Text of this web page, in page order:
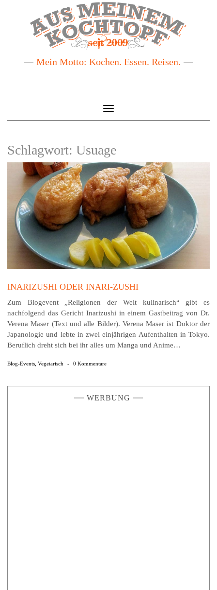
Mein Motto: Kochen. Essen. Reisen.
Toggle
Navigation
Schlagwort: Usuage
INARIZUSHI ODER INARI-ZUSHI
Zum Blogevent „Religionen der Welt kulinarisch“ gibt es
nachfolgend das Gericht Inarizushi in einem Gastbeitrag von Dr.
Verena Maser (Text und alle Bilder). Verena Maser ist Doktor der
Japanologie und lebte in zwei einjährigen Aufenthalten in Tokyo.
Beruflich dreht sich bei ihr alles um Manga und Anime…
Blog-Events Vegetarisch - 0 Kommentare
WERBUNG